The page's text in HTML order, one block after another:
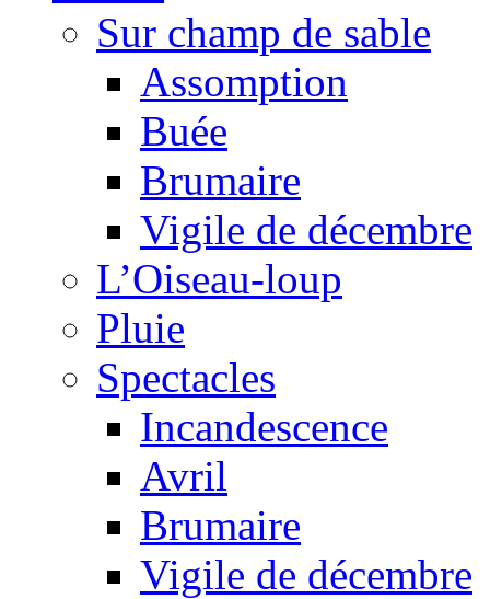
Sur champ de sable
Assomption
Buée
Brumaire
Vigile de décembre
L’Oiseau-loup
Pluie
Spectacles
Incandescence
Avril
Brumaire
Vigile de décembre